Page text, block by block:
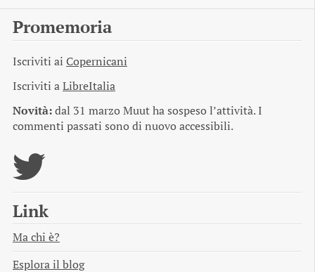
Promemoria
Iscriviti ai Copernicani
Iscriviti aLibreItalia
Novità:dal 31 marzo Muut ha sospeso l’attività. I
commenti passati sono di nuovo accessibili.
Link
Ma chi è?
Esplora il blog